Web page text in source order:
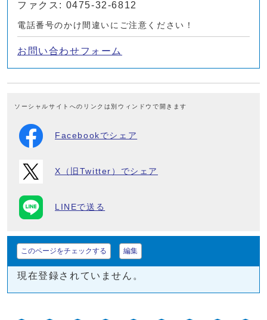
ファクス: 0475-32-6812
電話番号のかけ間違いにご注意ください！
お問い合わせフォーム
ソーシャルサイトへのリンクは別ウィンドウで開きます
Facebookでシェア
X（旧Twitter）でシェア
LINEで送る
このページをチェックする 編集
現在登録されていません。